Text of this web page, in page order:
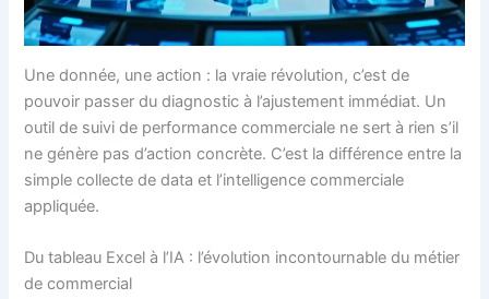
Une donnée, une action : la vraie révolution, c’est de
pouvoir passer du diagnostic à l’ajustement immédiat. Un
outil de suivi de performance commerciale ne sert à rien s’il
ne génère pas d’action concrète. C’est la différence entre la
simple collecte de data et l’intelligence commerciale
appliquée.
Du tableau Excel à l’IA : l’évolution incontournable du métier
de commercial